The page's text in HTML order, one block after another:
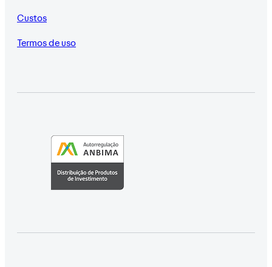
Custos
Termos de uso